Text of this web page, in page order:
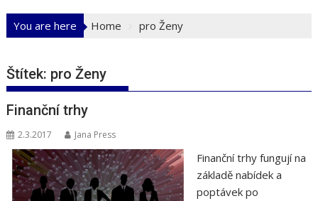
You are here Home pro Ženy
Štítek: pro Ženy
Finanční trhy
2.3.2017 Jana Press
Finanční trhy fungují na
základě nabídek a
poptávek po